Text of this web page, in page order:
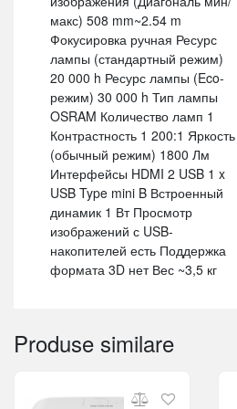
макс) 508 mm~2.54 m
Фокусировка ручная Ресурс
лампы (стандартный режим)
20 000 h Ресурс лампы (Eco-
режим) 30 000 h Тип лампы
OSRAM Количество ламп 1
Контрастность 1 200:1 Яркость
(обычный режим) 1800 Лм
Интерфейсы HDMI 2 USB 1 x
USB Type mini B Встроенный
динамик 1 Вт Просмотр
изображений с USB-
накопителей есть Поддержка
формата 3D нет Вес ~3,5 кг
Produse similare